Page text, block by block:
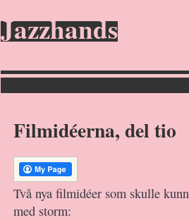
Jazzhands
Filmidéerna, del tio
Två nya filmidéer som skulle
med storm: